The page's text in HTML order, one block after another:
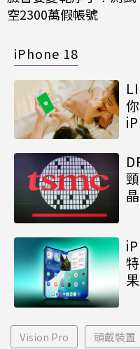
空2300萬假帳號
iPhone 18
Vision Pro 頭戴裝置